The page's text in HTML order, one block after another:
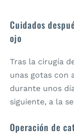
Cuidados
ojo
Tras la cirugía
unas gotas con
durante unos
siguiente, a la
Operación de